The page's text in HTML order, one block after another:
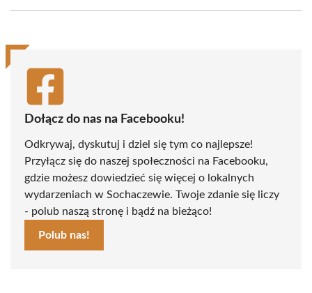
(Twitter)
Dołącz do nas na Facebooku!
Odkrywaj, dyskutuj i dziel się tym co najlepsze!
Przyłącz się do naszej społeczności na Facebooku,
gdzie możesz dowiedzieć się więcej o lokalnych
wydarzeniach w Sochaczewie. Twoje zdanie się liczy
- polub naszą stronę i bądź na bieżąco!
Polub nas!